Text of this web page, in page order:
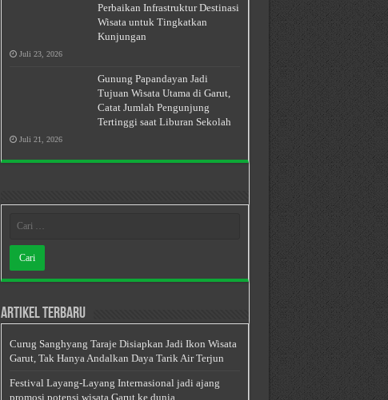
Perbaikan Infrastruktur Destinasi
Wisata untuk Tingkatkan
Kunjungan
Juli 23, 2026
Gunung Papandayan Jadi
Tujuan Wisata Utama di Garut,
Catat Jumlah Pengunjung
Tertinggi saat Liburan Sekolah
Juli 21, 2026
Artikel Terbaru
Curug Sanghyang Taraje Disiapkan Jadi Ikon Wisata
Garut, Tak Hanya Andalkan Daya Tarik Air Terjun
Festival Layang-Layang Internasional jadi ajang
promosi potensi wisata Garut ke dunia